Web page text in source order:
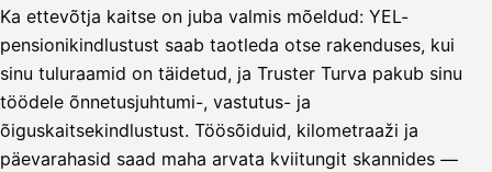
Ka ettevõtja kaitse on juba valmis mõeldud: YEL-
pensionikindlustust saab taotleda otse rakenduses, kui
sinu tuluraamid on täidetud, ja Truster Turva pakub sinu
töödele õnnetusjuhtumi-, vastutus- ja
õiguskaitsekindlustust. Töösõiduid, kilometraaži ja
päevarahasid saad maha arvata kviitungit skannides —